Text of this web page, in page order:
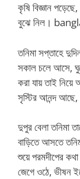
কৃষি বিজ্ঞান
বুঝে নিল।
তনিমা সপ্তাহে
সকাল চলে আসে,
করা যায় তাই
সৃস্টির আনন্দ আছে,
দুপুর বেলা তনিমা
বাড়িতে আসতে
শুয়ে পরমদীপের
জেগে ওঠে, ভীষন